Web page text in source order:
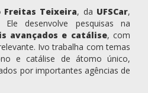
Freitas Teixeira, da UFSCar,
Ele desenvolve pesquisas na
avançados e catálise, com
Ivo trabalha com temas
e catálise de átomo único,
por importantes agências de